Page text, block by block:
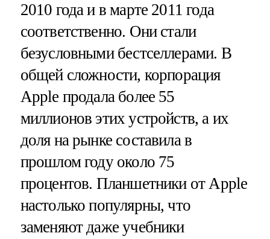
2010 года и в марте 2011 года
соответственно. Они стали
безусловными бестселлерами. В
общей сложности, корпорация
Apple продала более 55
миллионов этих устройств, а их
доля на рынке составила в
прошлом году около 75
процентов. Планшетники от Apple
настолько популярны, что
заменяют даже учебники